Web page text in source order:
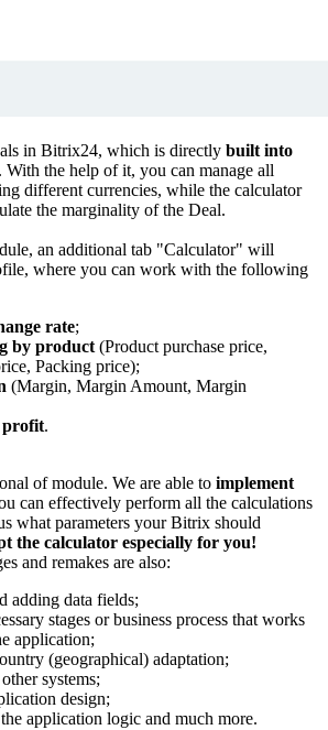
in Bitrix24, which is directly built into
. With the help of it, you can manage all
different currencies, while the calculator
the marginality of the Deal.
an additional tab "Calculator" will
where you can work with the following
rate;
by product(Product purchase price,
Packing price);
(Margin, Margin Amount, Margin
profit.
of module. We are able to implement
can effectively perform all the calculations
what parameters your Bitrix should
the calculator especially for you!
and remakes are also:
adding data fields;
stages or business process that works
application;
(geographical) adaptation;
systems;
design;
application logic and much more.